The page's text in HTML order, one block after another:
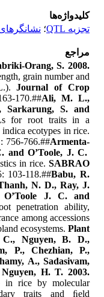
کلیدواژه‌ها
تجزیه QTL
؛
مراجع
Orang, S. 2008.
grain number and
Journal of Crop
170.##Ali, M. L.,
S. and
for root traits in a
ecotypes in rice.
756-766.##Armenta-
and O’Toole, J. C.
in rice. SABRAO
103-118.##Babu, R.
N. D., Ray, J.
O’Toole J. C. and
penetration ability,
among accessions
ecosystems. Plant
Nguyen, B. D.,
P., Chezhian, P.,
A., Sadasivam,
H. T. 2003.
in rice by molecular
traits and ﬁeld